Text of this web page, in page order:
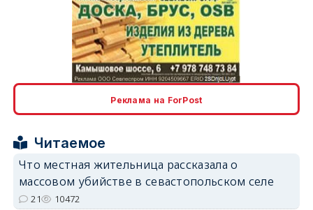
Реклама на ForPost
Читаемое
Что местная жительница рассказала о
массовом убийстве в севастопольском селе
21 10472